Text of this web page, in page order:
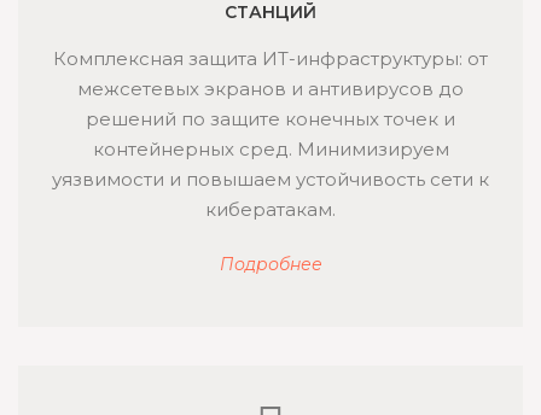
СТАНЦИЙ
Комплексная защита ИТ-инфраструктуры: от
межсетевых экранов и антивирусов до
решений по защите конечных точек и
контейнерных сред. Минимизируем
уязвимости и повышаем устойчивость сети к
кибератакам.
Подробнее